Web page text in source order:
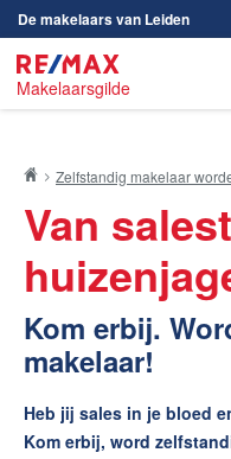
De makelaars van Leiden
Makelaarsgilde
Ons aanbod
Woningzoekers
Onze makelaars
Ons werkgebied
Huis verkopen
Huis kopen
Huis verhuren
Zelfstandig makelaar
Van
Kom erbij.
makelaar!
Heb jij sales in je bloed
Kom erbij, word